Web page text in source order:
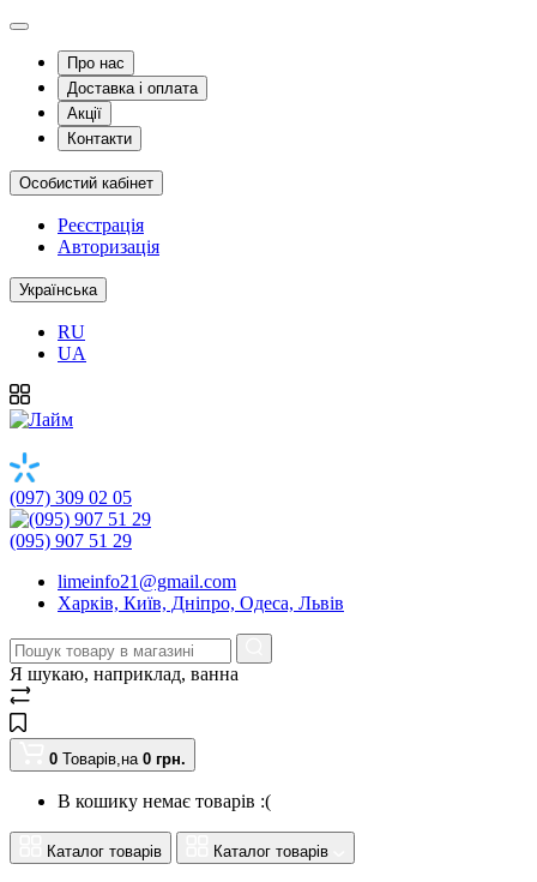
Про нас
Доставка і оплата
Акції
Контакти
Особистий кабінет
Реєстрація
Авторизація
Українська
RU
UA
(097) 309 02 05
(095) 907 51 29
limeinfo21@gmail.com
Харків, Київ, Дніпро, Одеса, Львів
Я шукаю, наприклад, ванна
0 Товарів,на 0 грн.
В кошику немає товарів :(
Каталог товарів Каталог товарів